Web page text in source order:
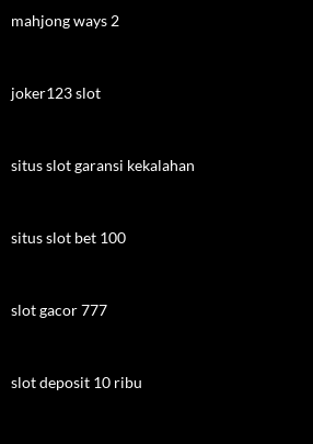
mahjong ways 2
joker123 slot
situs slot garansi kekalahan
situs slot bet 100
slot gacor 777
slot deposit 10 ribu